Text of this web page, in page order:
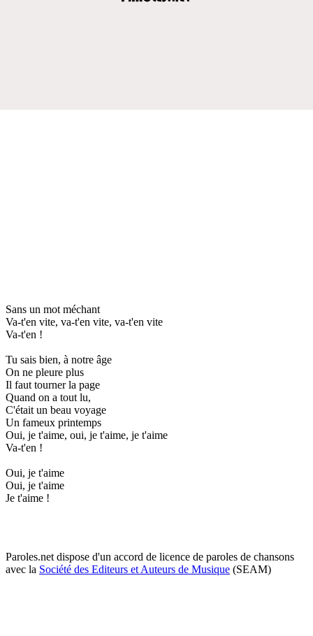
Sans un mot méchant
Va-t'en vite, va-t'en vite, va-t'en vite
Va-t'en !
Tu sais bien, à notre âge
On ne pleure plus
Il faut tourner la page
Quand on a tout lu,
C'était un beau voyage
Un fameux printemps
Oui, je t'aime, oui, je t'aime, je t'aime
Va-t'en !
Oui, je t'aime
Oui, je t'aime
Je t'aime !
Paroles.net dispose d'un accord de licence de paroles de chansons
avec la Société des Editeurs et Auteurs de Musique (SEAM)